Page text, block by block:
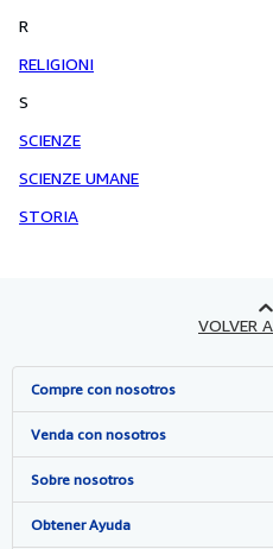
R
RELIGIONI
S
SCIENZE
SCIENZE UMANE
STORIA
VOLVER
Compre con nosotros
Búsqueda avanzada
Colecciones
Mi cuenta
Venda con nosotros
Comenzar a vender
Únase a nuestro programa de
Sobre nosotros
Sobre IberLibro
Obtener Ayuda